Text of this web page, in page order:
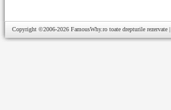
Copyright ©2006-2026 FamousWhy.ro toate drepturile rezervate |